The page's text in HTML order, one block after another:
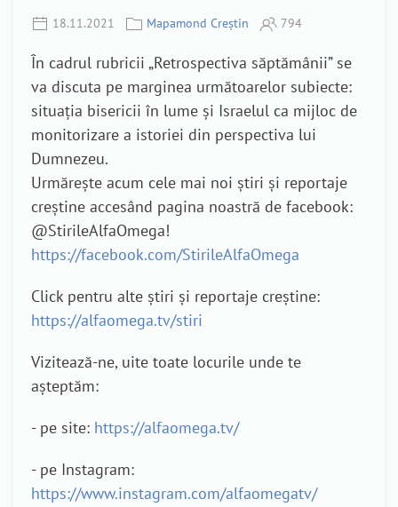
18.11.2021 Mapamond Creștin 794
În cadrul rubricii „Retrospectiva săptămânii” se
va discuta pe marginea următoarelor subiecte:
situația bisericii în lume și Israelul ca mijloc de
monitorizare a istoriei din perspectiva lui
Dumnezeu.
Urmărește acum cele mai noi știri și reportaje
creștine accesând pagina noastră de facebook:
@StirileAlfaOmega!
https://facebook.com/StirileAlfaOmega
Click pentru alte știri și reportaje creștine:
https://alfaomega.tv/stiri
Vizitează-ne, uite toate locurile unde te
așteptăm:
- pe site: https://alfaomega.tv/
- pe Instagram:
https://www.instagram.com/alfaomegatv/